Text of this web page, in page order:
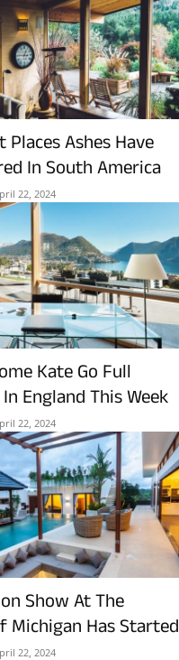
Places Ashes Have
In South America
22, 2024
Kate Go Full
England This Week
22, 2024
Show At The
Michigan Has Started
22, 2024